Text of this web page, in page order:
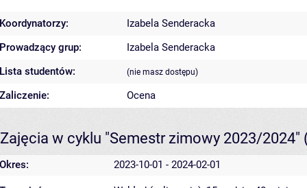
Koordynatorzy:
Izabela Senderacka
Prowadzący grup:
Izabela Senderacka
Lista studentów:
(nie masz dostępu)
Zaliczenie: Ocena
Zajęcia w cyklu "Semestr zimowy 2023/2024"
Okres: 2023-10-01 - 2024-02-01